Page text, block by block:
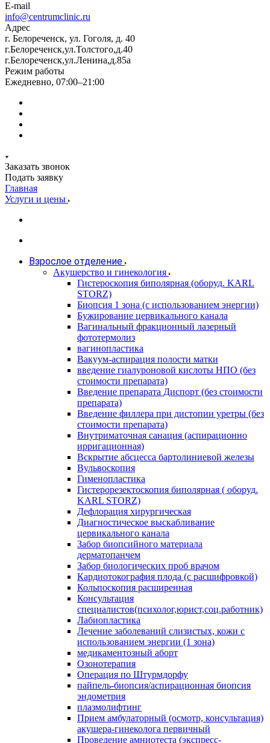
E-mail
info@centrumclinic.ru
Адрес
г. Белореченск, ул. Гоголя, д. 40
г.Белореченск,ул.Толстого,д.40
г.Белореченск,ул.Ленина,д.85а
Режим работы
Ежедневно, 07:00–21:00
Заказать звонок
Подать заявку
Главная
Услуги и цены
Взрослое отделение
Акушерство и гинекология
Гистероскопия биполярная (оборуд. KARL
STORZ)
Биопсия 1 зона (с использованием энергии)
Бужирование цервикального канала
Вагинальный фракционный лазерный
фототермолиз
вагинопластика
Вакуум-аспирация полости матки
введение гиалуроновой кислоты НПО (без
стоимости препарата)
Введение препарата Диспорт (без стоимости
препарата)
Введение филлера при дистопии уретры (без
стоимости препарата)
Внутриматочная санация (аспирационно
ирригационная)
Вскрытие абсцесса бартолиниевой железы
Вульвоскопия
Гименопластика
Гистерорезектоскопия биполярная ( оборуд.
KARL STORZ)
Дефлорация хирургическая
Диагностическое выскабливание
цервикального канала
Забор биопсийного материала
дерматопанчем
Забор биологических проб врачом
Кардиотокография плода (с расшифровкой)
Кольпоскопия расширенная
Консультация
специалистов(психолог,юрист,соц.работник)
Лабиопластика
Лечение заболеваний слизистых, кожи с
использованием энергии (1 зона)
медикаментозный аборт
Озонотерапия
Операция по Штурмдорфу
пайпель-биопсия/аспирационная биопсия
эндометрия
плазмолифтинг
Прием амбулаторный (осмотр, консультация)
акушера-гинеколога первичный
Проведение амниотеста (экспресс-